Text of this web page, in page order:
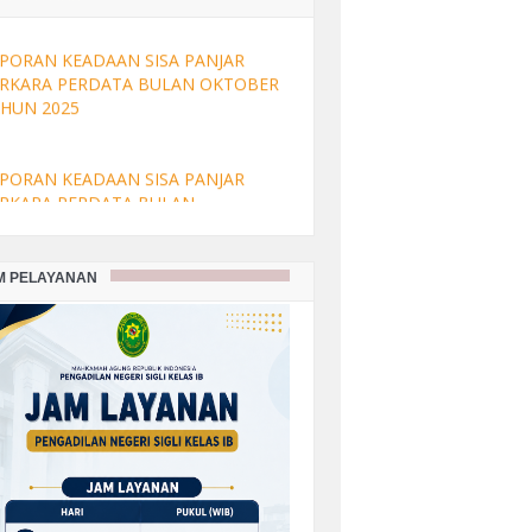
KEADAAN SISA PANJAR
PERDATA BULAN OKTOBER
KEADAAN SISA PANJAR
KEADAAN SISA PANJAR
PERDATA BULAN AGUSTUS
2025
PELAYANAN